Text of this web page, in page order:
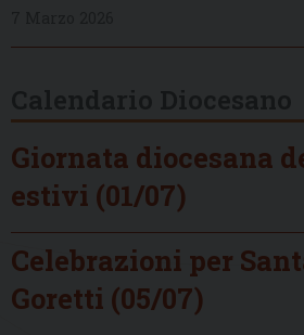
Giornata diocesana
estivi (01/07)
Celebrazioni per
Goretti (05/07)